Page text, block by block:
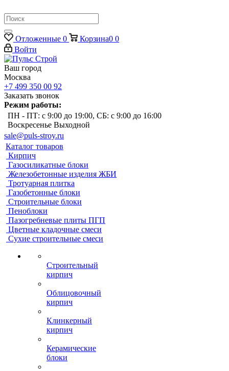
Отложенные 0 Корзина0 0
Войти
Ваш город
Москва
+7 499 350 00 92
Заказать звонок
Режим работы:
ПН - ПТ: с 9:00 до 19:00, СБ: с 9:00 до 16:00
Воскресенье Выходной
sale@puls-stroy.ru
Каталог товаров
Кирпич
Газосиликатные блоки
Железобетонные изделия ЖБИ
Тротуарная плитка
Газобетонные блоки
Строительные блоки
Пеноблоки
Пазогребневые плиты ПГП
Цветные кладочные смеси
Сухие строительные смеси
Строительный
кирпич
Облицовочный
кирпич
Клинкерный
кирпич
Керамические
блоки